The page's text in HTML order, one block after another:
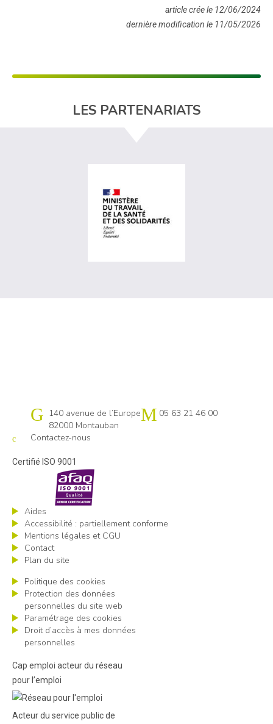
article crée le 12/06/2024
dernière modification le 11/05/2026
LES PARTENARIATS
Cap emploi 82-31 Nord
140 avenue de l’Europe
82000 Montauban
05 63 21 46 00
Contactez-nous
Certifié ISO 9001
Aides
Accessibilité : partiellement conforme
Mentions légales et CGU
Contact
Plan du site
Politique des cookies
Protection des données
personnelles du site web
Paramétrage des cookies
Droit d’accès à mes données
personnelles
Cap emploi acteur du réseau
pour l’emploi
Acteur du service public de